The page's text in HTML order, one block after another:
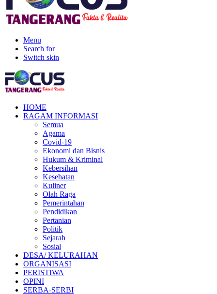
Menu
Search for
Switch skin
HOME
RAGAM INFORMASI
Semua
Agama
Covid-19
Ekonomi dan Bisnis
Hukum & Kriminal
Kebersihan
Kesehatan
Kuliner
Olah Raga
Pemerintahan
Pendidikan
Pertanian
Politik
Sejarah
Sosial
DESA/ KELURAHAN
ORGANISASI
PERISTIWA
OPINI
SERBA-SERBI